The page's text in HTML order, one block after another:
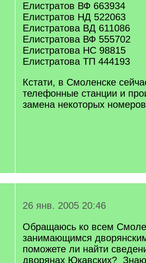
Елистратов ВФ 663934
Елистратов НД 522063
Елистратова ВД 611086
Елистратова ВФ 555702
Елистратова НС 98815
Елистратова ТП 444193
Кстати, в Смоленске
телефонные станции и
замена некоторых
26 янв. 2005 20:46
Обращаюсь ко всем
занимающимся
поможете ли найти
дворянах Юкавских?